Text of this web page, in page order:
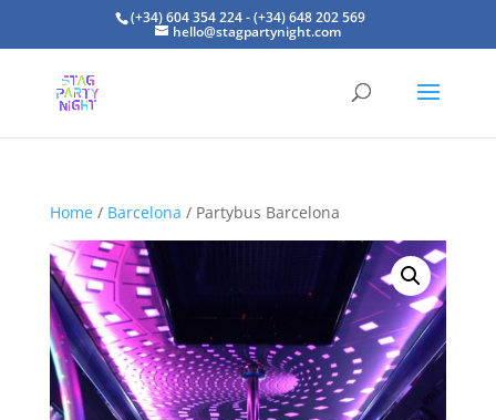
(+34) 604 354 224 - (+34) 648 202 569
hello@stagpartynight.com
Home/ Barcelona / Partybus Barcelona